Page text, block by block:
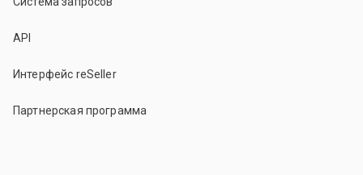
API
Интерфейс reSeller
Партнерская программа